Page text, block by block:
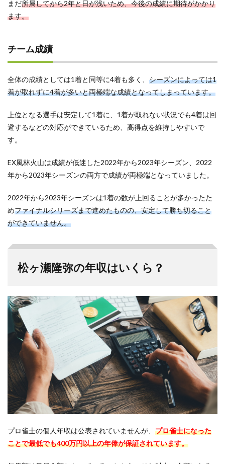
まだ所属してから2年と日が浅いため、今後の成績に期待がかかり
ます。
チーム成績
全体の成績としては1着と同等に4着も多く、 シーズンによっては1
着が取れずに4着が多いと両極端な成績となってしまっています。
上位となる選手は安定して1着に、1着が取れない状況でも4着は回
避するなどの対応ができているため、高得点を維持しやすいで
す。
EX風林火山は成績が低迷した2022年から2023年シーズン、2022
年から2023年シーズンの両方で成績が両極端となっていました。
2022年から2023年シーズンは1着の数が上回ることが多かったた
めファイナルシリーズまで進めたものの、安定して勝ち切ること
ができていません。
松ヶ瀬隆弥の年収はいくら？
プロ雀士の個人年収は公表されていませんが、 プロ雀士になった
ことで最低でも400万円以上の年俸が保証されています。